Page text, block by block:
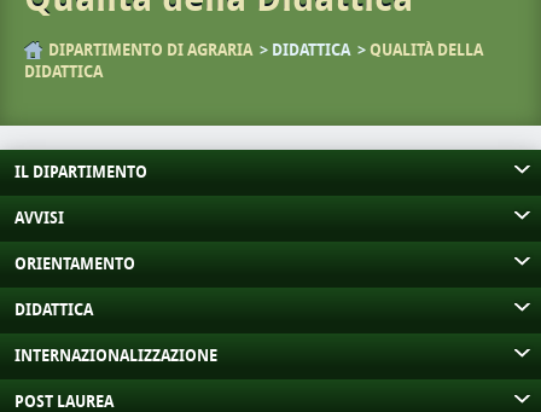
DIPARTIMENTO DI AGRARIA DIDATTICA
QUALITÀ DELLA
DIDATTICA
IL DIPARTIMENTO
AVVISI
ORIENTAMENTO
DIDATTICA
INTERNAZIONALIZZAZIONE
POST LAUREA